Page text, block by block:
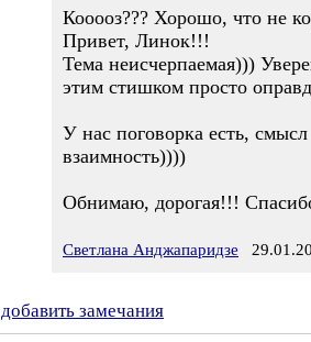
Кооооз??? Хорошо, что не
Привет, Линок!!!
Тема неисчерпаемая)))
этим стишком просто
У нас поговорка есть,
взаимность))))
Обнимаю, дорогая!!!
Светлана Анджапаридзе
добавить замечания